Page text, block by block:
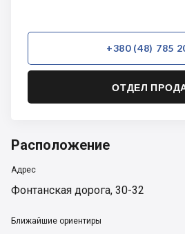
+380 (48) 785
ОТДЕЛ
Расположение
Адрес
Фонтанская дорога, 30-32
Ближайшие ориентиры